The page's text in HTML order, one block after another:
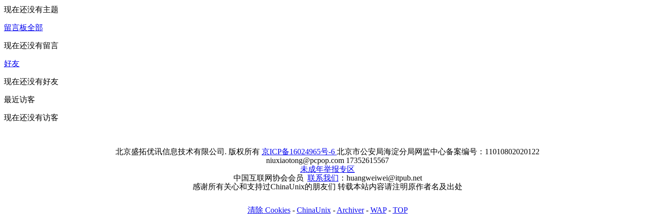
现在还没有主题
留言板全部
现在还没有留言
好友
现在还没有好友
最近访客
现在还没有访客
北京盛拓优讯信息技术有限公司. 版权所有 京ICP备16024965号-6 北京市公安局海淀分局网监中心备案编号：11010802020122
niuxiaotong@pcpop.com 17352615567
未成年举报专区
中国互联网协会会员 联系我们 ：huangweiwei@itpub.net
感谢所有关心和支持过ChinaUnix的朋友们 转载本站内容请注明原作者名及出处
清除 Cookies- ChinaUnix- Archiver- WAP- TOP